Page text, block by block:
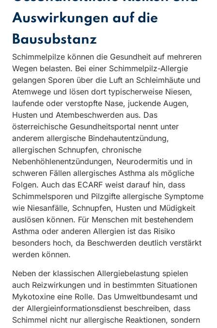
Auswirkungen auf die
Bausubstanz
Schimmelpilze können die Gesundheit auf mehreren
Wegen belasten. Bei einer Schimmelpilz-Allergie
gelangen Sporen über die Luft an Schleimhäute und
Atemwege und lösen dort typischerweise Niesen,
laufende oder verstopfte Nase, juckende Augen,
Husten und Atembeschwerden aus. Das
österreichische Gesundheitsportal nennt unter
anderem allergische Bindehautentzündung,
allergischen Schnupfen, chronische
Nebenhöhlenentzündungen, Neurodermitis und in
schweren Fällen allergisches Asthma als mögliche
Folgen. Auch das ECARF weist darauf hin, dass
Schimmelsporen und Pilzgifte allergische Symptome
wie Niesanfälle, Schnupfen, Husten und Müdigkeit
auslösen können. Für Menschen mit bestehendem
Asthma oder anderen Allergien ist das Risiko
besonders hoch, da Beschwerden deutlich verstärkt
werden können.
Neben der klassischen Allergiebelastung spielen
auch Reizwirkungen und in bestimmten Situationen
Mykotoxine eine Rolle. Das Umweltbundesamt und
der Allergieinformationsdienst beschreiben, dass
Schimmel nicht nur allergische Reaktionen, sondern